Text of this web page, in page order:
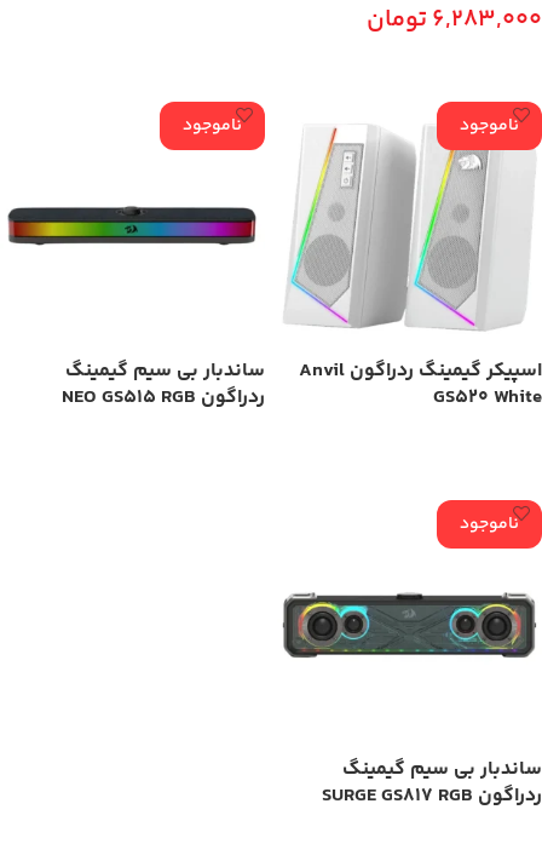
6,283,000تومان
ناموجود
اسپیکر گیمینگ ردراگون Anvil
GS520 White
ناموجود
ساندبار بی سیم گیمینگ
ردراگون NEO GS515 RGB
ناموجود
ساندبار بی سیم گیمینگ
ردراگون SURGE GS817 RGB